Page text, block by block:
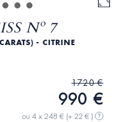
Nº 7
- CITRINE
1720 €
990 €
ou 4 x 248 € (+ 22 € ) ?